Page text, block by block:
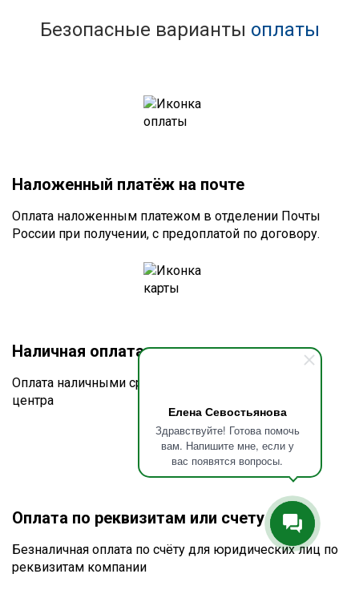
Елена Севостьянова
Здравствуйте! Готова помочь
вам. Напишите мне, если у
вас появятся вопросы.
Безопасные варианты оплаты
Наложенный платёж на почте
Оплата наложенным платежом в отделении Почты
России при получении, с предоплатой по договору.
Наличная оплата при получении
Оплата наличными средствами в офисах учебного
центра
Оплата по реквизитам или счету
Безналичная оплата по счёту для юридических лиц по
реквизитам компании